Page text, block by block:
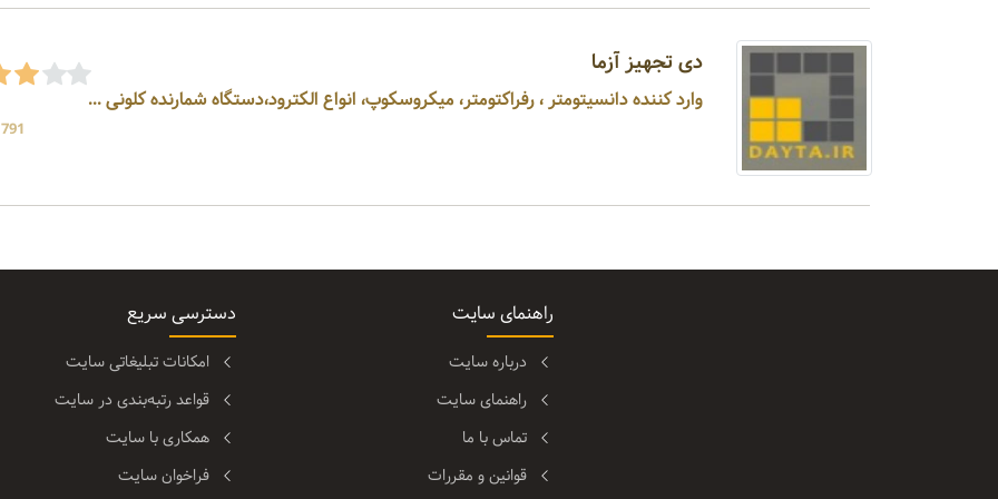
دی تجهیز آزما
وارد کننده دانسیتومتر ، رفراکتومتر، میکروسکوپ، انواع الکترود،دستگاه شمارنده کلونی ...
1791
راهنمای سایت
درباره سایت
راهنمای سایت
تماس با ما
قوانین و مقررات
دسترسی سریع
امکانات تبلیغاتی سایت
قواعد رتبه‌بندی در سایت
همکاری با سایت
فراخوان سایت